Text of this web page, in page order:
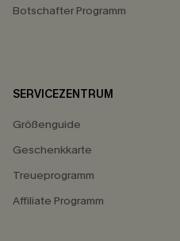
Botschafter Programm
SERVICEZENTRUM
Größenguide
Geschenkkarte
Treueprogramm
Affiliate Programm
15%
*Ein Code pro Bestellung.